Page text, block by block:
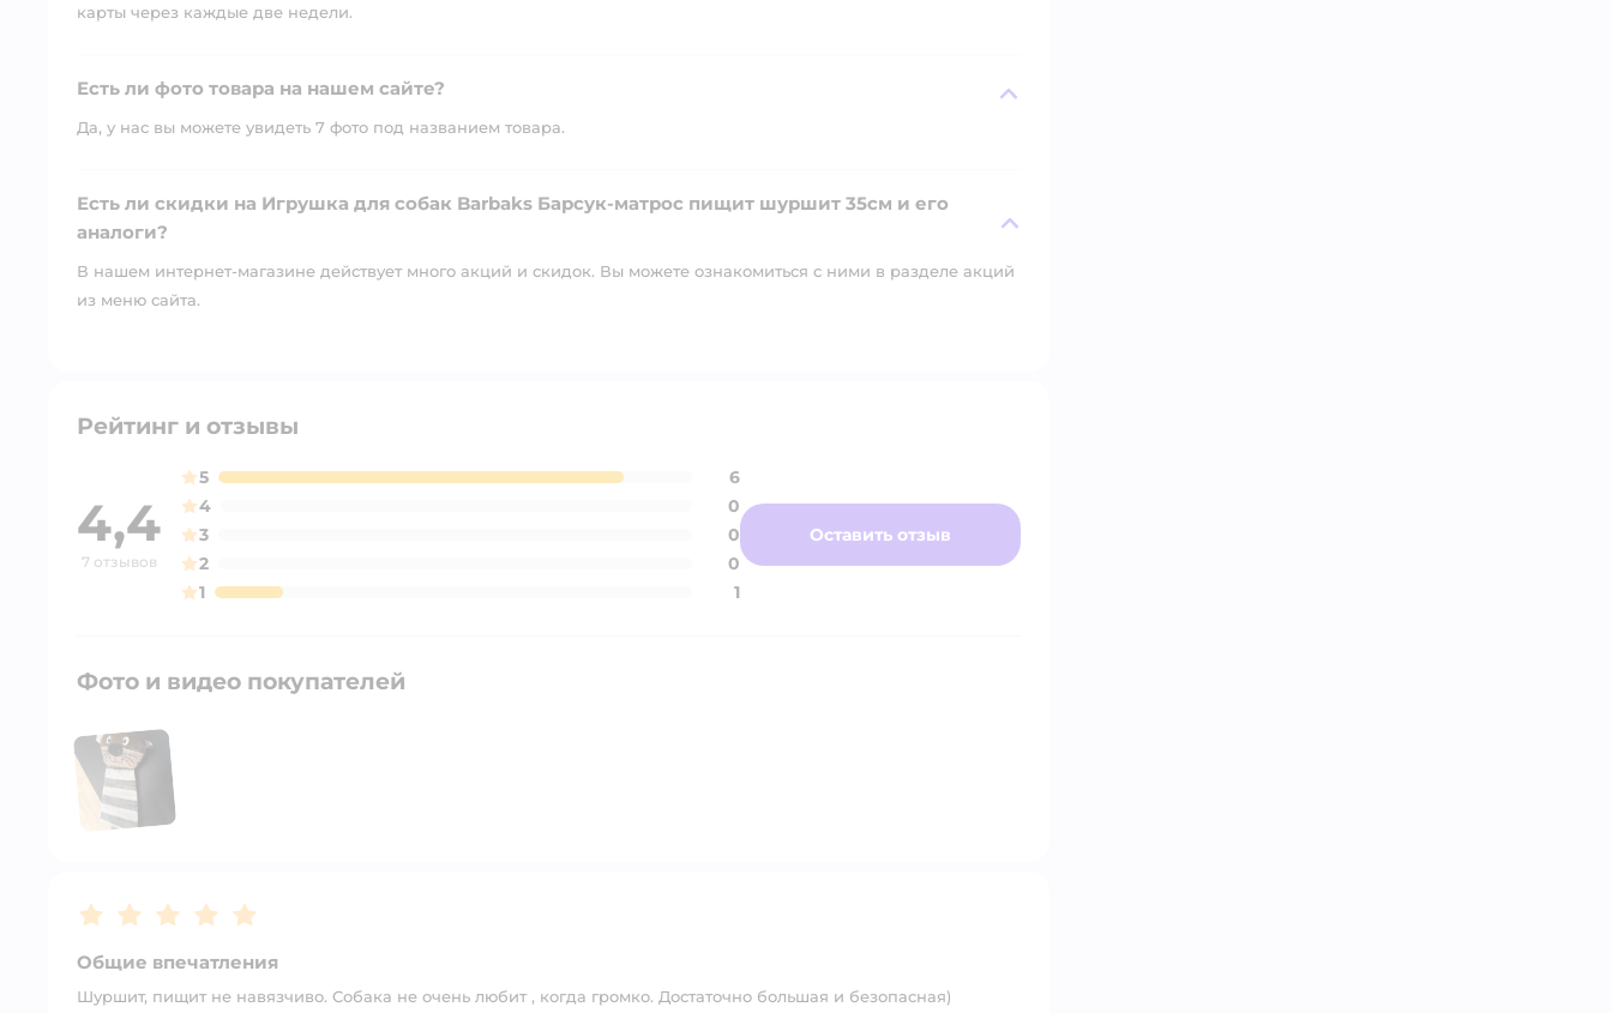
карты через каждые две недели.
Есть ли фото товара на нашем сайте?
Да, у нас вы можете увидеть 7 фото под названием товара.
Есть ли скидки на Игрушка для собак Barbaks Барсук-матрос пищит шуршит 35см и его
аналоги?
В нашем интернет-магазине действует много акций и скидок. Вы можете ознакомиться с ними в разделе акций
из меню сайта.
Рейтинг и отзывы
4,4
7 отзывов
5
6
4
0
3
0
2
0
1
1
Оставить отзыв
Фото и видео покупателей
Рейтинг:5
Общие впечатления
Шуршит, пищит не навязчиво. Собака не очень любит , когда громко. Достаточно большая и безопасная)